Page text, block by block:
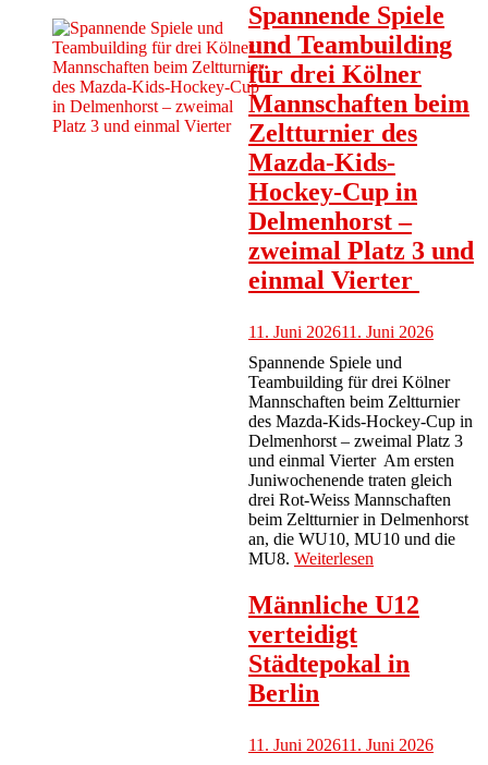
Spannende Spiele
und Teambuilding
für drei Kölner
Mannschaften beim
Zeltturnier des
Mazda-Kids-
Hockey-Cup in
Delmenhorst –
zweimal Platz 3 und
einmal Vierter
11. Juni 202611. Juni 2026
Spannende Spiele und
Teambuilding für drei Kölner
Mannschaften beim Zeltturnier
des Mazda-Kids-Hockey-Cup in
Delmenhorst – zweimal Platz 3
und einmal Vierter Am ersten
Juniwochenende traten gleich
drei Rot-Weiss Mannschaften
beim Zeltturnier in Delmenhorst
an, die WU10, MU10 und die
MU8. Weiterlesen
Männliche U12
verteidigt
Städtepokal in
Berlin
11. Juni 202611. Juni 2026